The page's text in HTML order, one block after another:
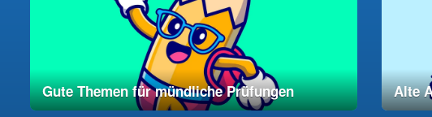
Gute Themen für mündliche Prüfungen Alte